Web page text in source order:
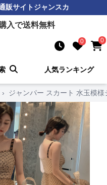
販サイトジャンスカ
入で送料無料
0 0
人気ランキング
› ジャンパー スカート 水玉模